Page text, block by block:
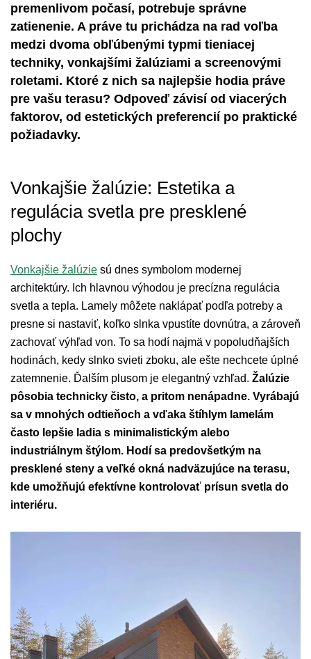
premenlivom počasí, potrebuje správne
zatienenie. A práve tu prichádza na rad voľba
medzi dvoma obľúbenými typmi tieniacej
techniky, vonkajšími žalúziami a screenovými
roletami. Ktoré z nich sa najlepšie hodia práve
pre vašu terasu? Odpoveď závisí od viacerých
faktorov, od estetických preferencií po praktické
požiadavky.
Vonkajšie žalúzie: Estetika a
regulácia svetla pre presklené
plochy
Vonkajšie žalúzie sú dnes symbolom modernej
architektúry. Ich hlavnou výhodou je precízna regulácia
svetla a tepla. Lamely môžete naklápať podľa potreby a
presne si nastaviť, koľko slnka vpustíte dovnútra, a zároveň
zachovať výhľad von. To sa hodí najmä v popoludňajších
hodinách, kedy slnko svieti zboku, ale ešte nechcete úplné
zatemnenie. Ďalším plusom je elegantný vzhľad. Žalúzie
pôsobia technicky čisto, a pritom nenápadne. Vyrábajú
sa v mnohých odtieňoch a vďaka štíhlym lamelám
často lepšie ladia s minimalistickým alebo
industriálnym štýlom. Hodí sa predovšetkým na
presklené steny a veľké okná nadväzujúce na terasu,
kde umožňujú efektívne kontrolovať prísun svetla do
interiéru.